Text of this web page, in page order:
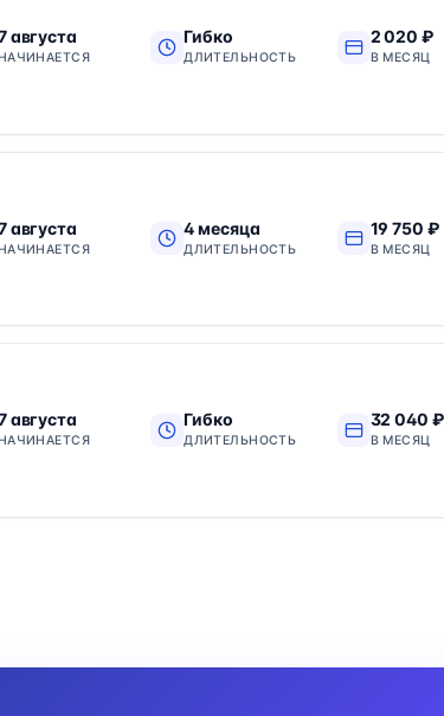
августа
НАЧИНАЕТСЯ
Гибко
ДЛИТЕЛЬНОСТЬ
2 020 ₽
В МЕСЯЦ
августа 4 месяца
ДЛИТЕЛЬНОСТЬ
19 750 ₽
В МЕСЯЦ
августа
НАЧИНАЕТСЯ
Гибко
ДЛИТЕЛЬНОСТЬ
32 040 ₽
В МЕСЯЦ